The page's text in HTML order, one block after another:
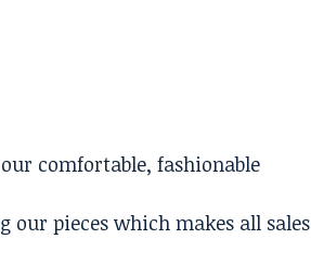
comfortable, fashionable
our pieces which makes all sales